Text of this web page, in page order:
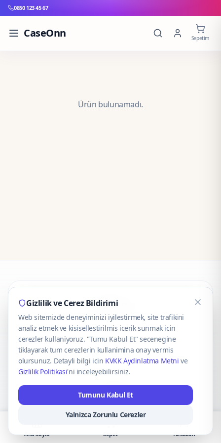
0850 123 45 67
CaseOnn Sepetim
Ürün bulunamadı.
CaseOnn
© 2025 CaseOnn. Tüm hakları saklıdır.
VISA Mastercard
Gizlilik ve Cerez Bildirimi
Web sitemizde deneyiminizi iyilestirmek, site trafikini
analiz etmek ve kisisellestirilmis icerik sunmak icin
cerezler kullaniyoruz. "Tumu Kabul Et" secenegine
tiklayarak tum cerezlerin kullanimina onay vermis
olursunuz. Detayli bilgi icin KVKK Aydinlatma Metni ve
Gizlilik Politikasi'ni inceleyebilirsiniz.
Tumunu Kabul Et
Yalnizca Zorunlu Cerezler
Ana Sayfa Sepet Hesabım